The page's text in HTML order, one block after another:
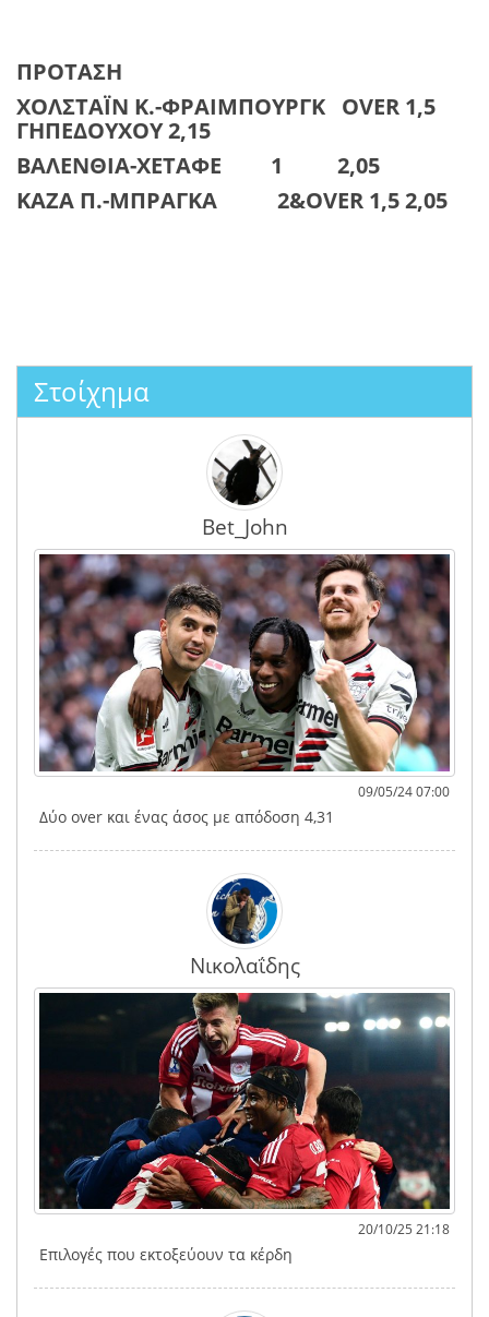
ΠΡΟΤΑΣΗ
ΧΟΛΣΤΑΪΝ Κ.-ΦΡΑΙΜΠΟΥΡΓΚ OVER 1,5
ΓΗΠΕΔΟΥΧΟΥ 2,15
ΒΑΛΕΝΘΙΑ-ΧΕΤΑΦΕ 1 2,05
ΚΑΖΑ Π.-ΜΠΡΑΓΚΑ 2&OVER 1,5 2,05
Στοίχημα
Bet_John
09/05/24 07:00
Δύο over και ένας άσος με απόδοση 4,31
Νικολαΐδης
20/10/25 21:18
Επιλογές που εκτοξεύουν τα κέρδη